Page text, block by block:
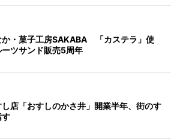
か・菓子工房SAKABA 「カステラ」使
ーツサンド販売5周年
店「おすしのかさ井」開業半年、街のす
す